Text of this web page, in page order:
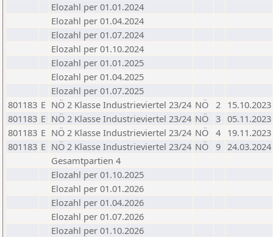
Elozahl per 01.01.2024
Elozahl per 01.04.2024
Elozahl per 01.07.2024
Elozahl per 01.10.2024
Elozahl per 01.01.2025
Elozahl per 01.04.2025
Elozahl per 01.07.2025
801183 E NÖ 2 Klasse Industrieviertel 23/24 NÖ 2 15.10.2023
801183 E NÖ 2 Klasse Industrieviertel 23/24 NÖ 3 05.11.2023
801183 E NÖ 2 Klasse Industrieviertel 23/24 NÖ 4 19.11.2023
801183 E NÖ 2 Klasse Industrieviertel 23/24 NÖ 9 24.03.2024
Gesamtpartien 4
Elozahl per 01.10.2025
Elozahl per 01.01.2026
Elozahl per 01.04.2026
Elozahl per 01.07.2026
Elozahl per 01.10.2026